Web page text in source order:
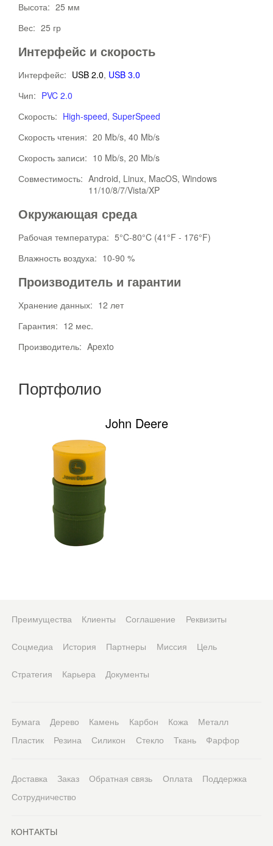
Высота: 25 мм
Вес: 25 гр
Интерфейс и скорость
Интерфейс: USB 2.0, USB 3.0
Чип: PVC 2.0
Скорость: High-speed, SuperSpeed
Скорость чтения: 20 Mb/s, 40 Mb/s
Скорость записи: 10 Mb/s, 20 Mb/s
Совместимость: Android, Linux, MacOS, Windows
11/10/8/7/Vista/XP
Окружающая среда
Рабочая температура: 5°C-80°C (41°F - 176°F)
Влажность воздуха: 10-90 %
Производитель и гарантии
Хранение данных: 12 лет
Гарантия: 12 мес.
Производитель: Apexto
Портфолио
John Deere
Преимущества Клиенты Соглашение Реквизиты
Соцмедиа История Партнеры Миссия Цель
Стратегия Карьера Документы
Бумага Дерево Камень Карбон Кожа
Металл
Пластик
Резина Силикон Стекло Ткань Фарфор
Доставка Заказ Обратная связь Оплата
Поддержка
Сотрудничество
КОНТАКТЫ